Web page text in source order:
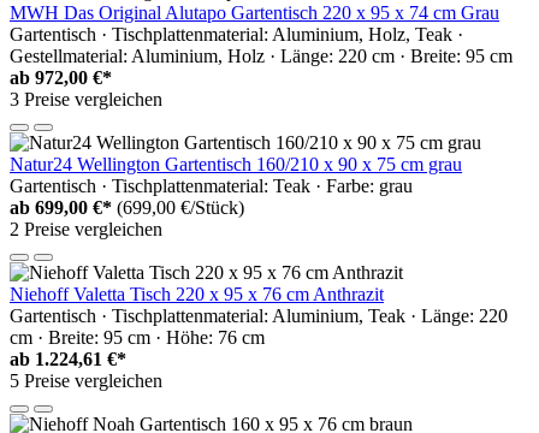
MWH Das Original Alutapo Gartentisch 220 x 95 x 74 cm Grau
Gartentisch · Tischplattenmaterial: Aluminium, Holz, Teak ·
Gestellmaterial: Aluminium, Holz · Länge: 220 cm · Breite: 95 cm
ab 972,00 €*
3 Preise vergleichen
Natur24 Wellington Gartentisch 160/210 x 90 x 75 cm grau
Gartentisch · Tischplattenmaterial: Teak · Farbe: grau
ab 699,00 €* (699,00 €/Stück)
2 Preise vergleichen
Niehoff Valetta Tisch 220 x 95 x 76 cm Anthrazit
Gartentisch · Tischplattenmaterial: Aluminium, Teak · Länge: 220
cm · Breite: 95 cm · Höhe: 76 cm
ab 1.224,61 €*
5 Preise vergleichen